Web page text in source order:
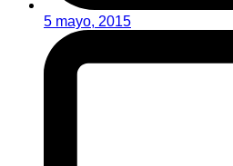
5 mayo, 2015